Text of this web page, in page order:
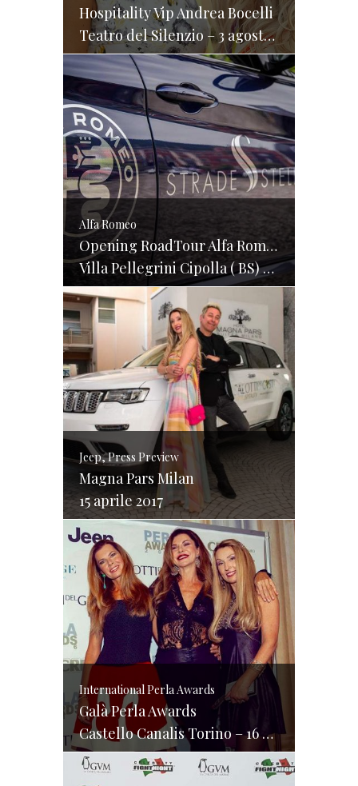
Hospitality Vip Andrea Bocelli
Teatro del Silenzio – 3 agosto 2017
Alfa Romeo
Opening RoadTour Alfa Romeo
Villa Pellegrini Cipolla ( BS) – 27/28 maggio 2017
Jeep, Press Preview
Magna Pars Milan
15 aprile 2017
International Perla Awards
Galà Perla Awards
Castello Canalis Torino – 16 ottobre 2016